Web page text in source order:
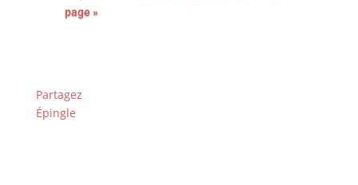
page »
Partagez
Épingle